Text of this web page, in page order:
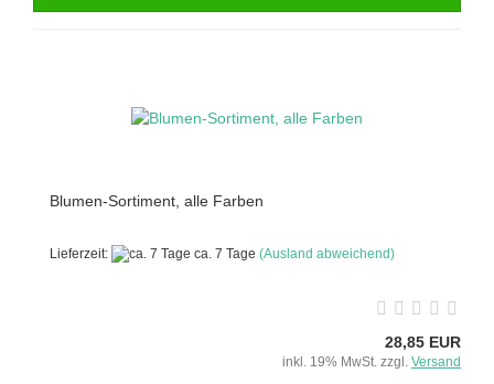
Blumen-Sortiment, alle Farben
Lieferzeit: ca. 7 Tage (Ausland abweichend)
28,85 EUR
inkl. 19% MwSt. zzgl. Versand